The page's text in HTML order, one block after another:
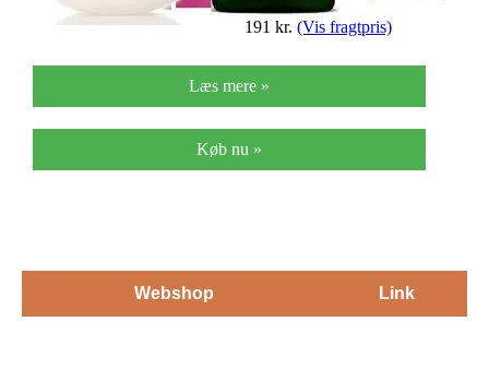
191 kr. (Vis fragtpris)
Læs mere »
Køb nu »
Webshop Link